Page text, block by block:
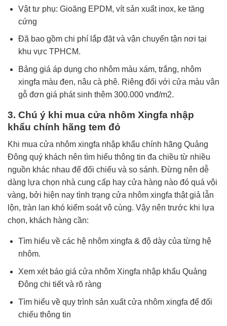
Vật tư phụ: Gioăng EPDM, vít sản xuất inox, ke tăng
cứng
Đã bao gồm chi phí lắp đặt và vận chuyển tận nơi tại
khu vực TPHCM.
Bảng giá áp dụng cho nhôm màu xám, trắng, nhôm
xingfa màu đen, nâu cà phê. Riêng đối với cửa màu vân
gỗ đơn giá phát sinh thêm 300.000 vnđ/m2.
3. Chú ý khi mua cửa nhôm Xingfa nhập
khẩu chính hãng tem đỏ
Khi mua cửa nhôm xingfa nhập khẩu chính hãng Quảng
Đông quý khách nên tìm hiểu thông tin đa chiều từ nhiều
nguồn khác nhau để đối chiếu và so sánh. Đừng nên dễ
dàng lựa chọn nhà cung cấp hay cửa hàng nào đó quá vội
vàng, bởi hiện nay tình trạng cửa nhôm xingfa thật giả lẫn
lộn, tràn lan khó kiểm soát vô cùng. Vậy nên trước khi lựa
chọn, khách hàng cần:
Tìm hiểu về các hệ nhôm xingfa & độ dày của từng hệ
nhôm.
Xem xét báo giá cửa nhôm Xingfa nhập khẩu Quảng
Đông chi tiết và rõ ràng
Tìm hiểu về quy trình sản xuất cửa nhôm xingfa để đối
chiếu thông tin